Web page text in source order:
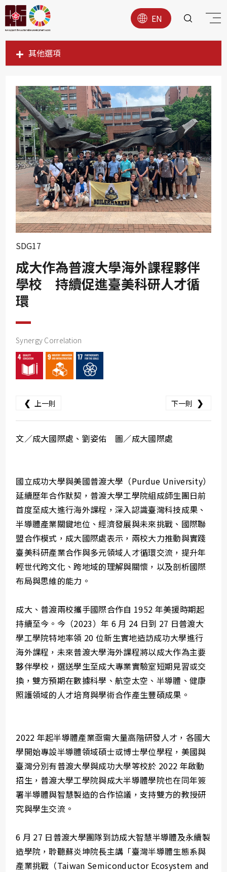
EN
其他選項
SDG1
SDG3
SDG4
SDG5
SDG6
SDG7
SDG8
SDG9
SDG10
SDG12
SDG13
SDG17
成大作為普渡大學海外課程夥伴
學校 持續促進臺美科研人才循
環
Synergy Correlation
❮ 上一則 下一則 ❯
文／成大國際處、劉姿佑 圖／成大國際處
國立成功大學與美國普渡大學（Purdue University）
延續歷年合作默契，普渡大學工學院組成師生團日前
首度至成大進行海外課程，深入認識臺灣科技成果、
半導體產業關鍵地位、經濟發展與未來挑戰、國際聯
盟合作模式，成大國際處表示，兩校大力推動與實踐
臺美科研產業合作與多元領域人才循環交流，提升年
輕世代跨文化、跨地域的理解與關懷，以及剖析國際
布局與思維的能力。
成大、普渡兩校攜手國際合作自 1952 年美援時期起
持續至今。今（2023）年 6 月 24 日到 27 日普渡大
學工學院特地率領 20 位新生實地造訪成功大學進行
海外課程，未來普渡大學海外課程將以成大作為主要
夥伴學校，選送學生至成大專業實驗室短期見習或交
換，雙方預期在數據科學、航空太空、半導體、健康
照護領域的人才培育與學術合作產生豐碩成果。
2022 年起半導體產業亟需大量高階研發人才，各國大
學開始專設半導體領域碩士或博士學位學程，美國與
臺灣分別有普渡大學與成功大學等校於 2022 年啟動
招生，普渡大學工學院與成大半導體學院也在同年簽
署半導體與智慧製造的合作協議，支持雙方的教授研
究與學生交流。
6 月 27 日普渡大學團隊到訪成大智慧半導體及永續製
造學院，聆聽蘇炎坤院長主講「臺灣半導體生態系與
產業挑戰（Taiwan Semiconductor Ecosystem and